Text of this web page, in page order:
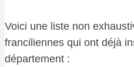
Voici une liste non
franciliennes qui ont déjà
département :